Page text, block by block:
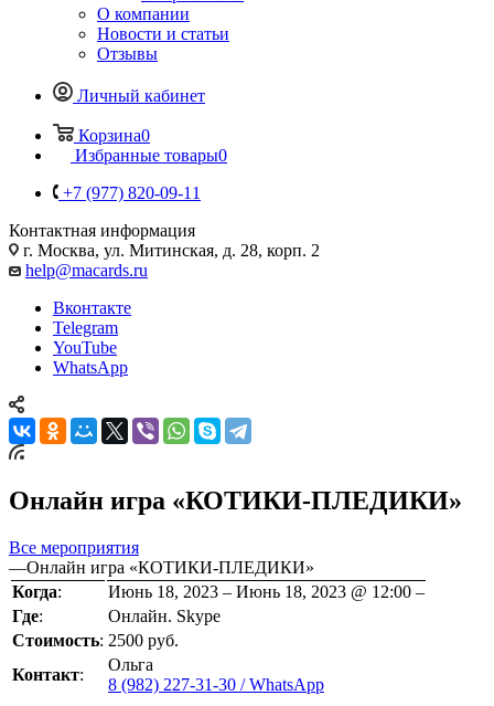
О компании
Новости и статьи
Отзывы
Личный кабинет
Корзина0
Избранные товары0
+7 (977) 820-09-11
Контактная информация
г. Москва, ул. Митинская, д. 28, корп. 2
help@macards.ru
Вконтакте
Telegram
YouTube
WhatsApp
Онлайн игра «КОТИКИ-ПЛЕДИКИ»
Все мероприятия
—Онлайн игра «КОТИКИ-ПЛЕДИКИ»
Когда:
Июнь 18, 2023 – Июнь 18, 2023 @ 12:00 –
Где:
Онлайн. Skype
Стоимость: 2500 руб.
Контакт:
Ольга
8 (982) 227-31-30 / WhatsApp